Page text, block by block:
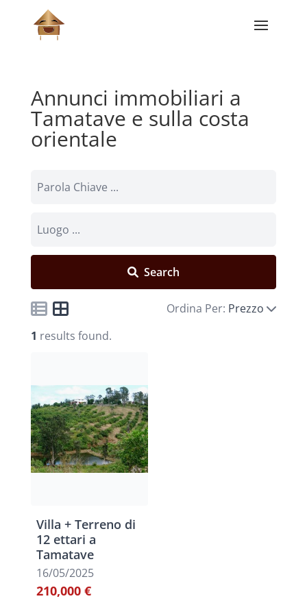
Annunci immobiliari a
Tamatave e sulla costa
orientale
Search
Ordina Per: Prezzo
1 results found.
Villa + Terreno di
12 ettari a
Tamatave
16/05/2025
210,000 €